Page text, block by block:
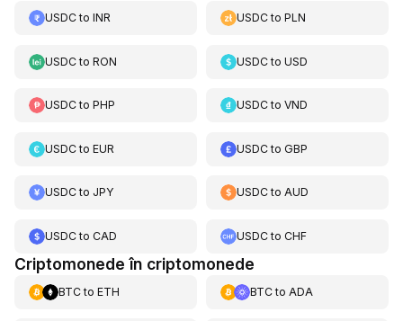
USDCto INR USDCtoPLN
USDCto RON USDCtoUSD
USDCto PHP USDCtoVND
USDCto EUR USDCtoGBP
USDCto JPY USDCtoAUD
USDCto CAD USDCtoCHF
Criptomonede în criptomonede
BTCto ETH BTCto ADA